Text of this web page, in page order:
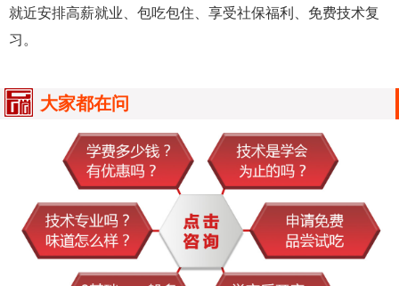
就近安排高薪就业、包吃包住、享受社保福利、免费技术复
习。
大家都在问